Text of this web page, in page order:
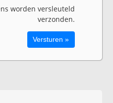
worden versleuteld
verzonden.